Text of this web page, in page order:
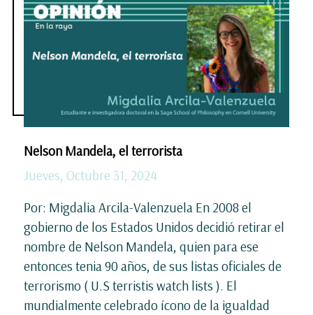
Nelson Mandela, el terrorista
Jueves, Octubre 31, 2024
Por: Migdalia Arcila-Valenzuela En 2008 el
gobierno de los Estados Unidos decidió retirar el
nombre de Nelson Mandela, quien para ese
entonces tenia 90 años, de sus listas oficiales de
terrorismo ( U.S terristis watch lists ). El
mundialmente celebrado ícono de la igualdad